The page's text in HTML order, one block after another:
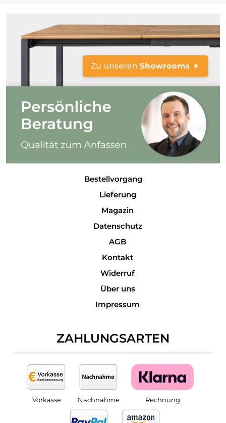
Bestellvorgang
Lieferung
Magazin
Datenschutz
AGB
Kontakt
Widerruf
Über uns
Impressum
ZAHLUNGSARTEN
Vorkasse Nachnahme Rechnung